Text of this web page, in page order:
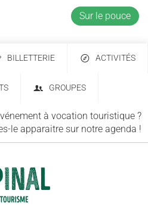
Sur le pouce
BILLETTERIE ACTIVITÉS
GROUPES
à vocation touristique ?
le apparaitre sur notre agenda !